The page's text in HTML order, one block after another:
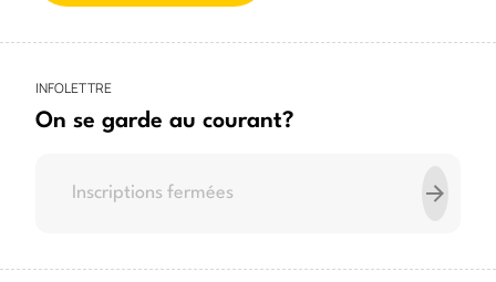
INFOLETTRE
On se garde au courant?